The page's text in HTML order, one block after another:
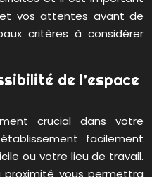
vos attentes avant de
critères à considérer
de l’espace
crucial dans votre
facilement
ou votre lieu de travail.